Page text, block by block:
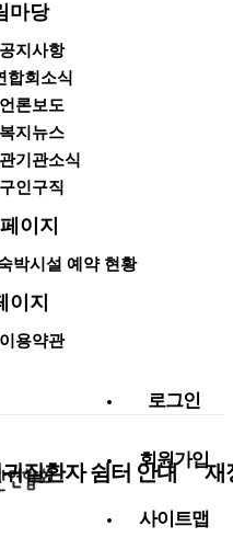
마당
공지사항
합회소식
언론보도
복지뉴스
기관소식
구인구직
이지
박시설 예약 현황
이지
이용약관
로그인
회원가입
사이트맵
질환자 쉼터 안내 재